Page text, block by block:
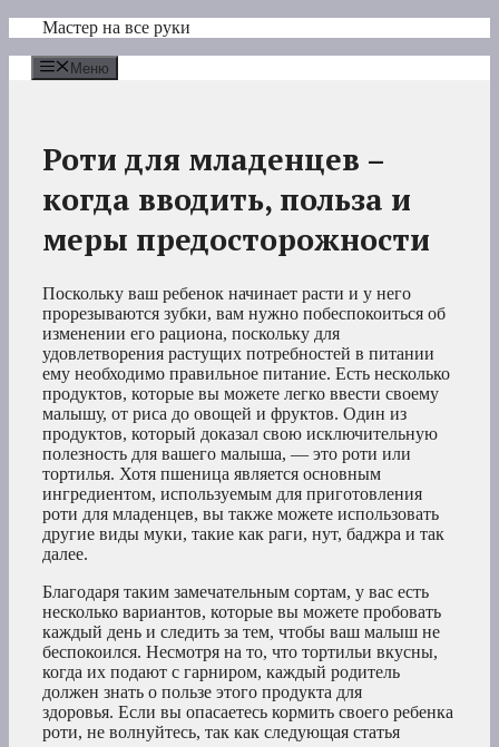
Перейти
содержимому
Мастер на все руки
Меню
Роти для младенцев –
когда вводить, польза и
меры предосторожности
Поскольку ваш ребенок начинает расти и у него
прорезываются зубки, вам нужно побеспокоиться об
изменении его рациона, поскольку для
удовлетворения растущих потребностей в питании
ему необходимо правильное питание. Есть несколько
продуктов, которые вы можете легко ввести своему
малышу, от риса до овощей и фруктов. Один из
продуктов, который доказал свою исключительную
полезность для вашего малыша, — это роти или
тортилья. Хотя пшеница является основным
ингредиентом, используемым для приготовления
роти для младенцев, вы также можете использовать
другие виды муки, такие как раги, нут, баджра и так
далее.
Благодаря таким замечательным сортам, у вас есть
несколько вариантов, которые вы можете пробовать
каждый день и следить за тем, чтобы ваш малыш не
беспокоился. Несмотря на то, что тортильи вкусны,
когда их подают с гарниром, каждый родитель
должен знать о пользе этого продукта для
здоровья. Если вы опасаетесь кормить своего ребенка
роти, не волнуйтесь, так как следующая статья